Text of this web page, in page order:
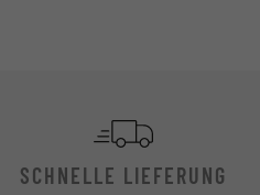
SCHNELLE LIEFERUNG